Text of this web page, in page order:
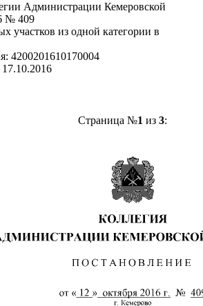
Администрации Кемеровской
№ 409
участков из одной категории в
4200201610170004
17.10.2016
Страница №1 из 3: